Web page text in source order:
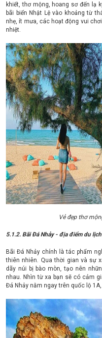
khiết, thơ mộng, hoang sơ đến lạ
bãi biển Nhật Lệ vào khoảng từ
nhẹ, ít mưa, các hoạt động vui
nhiệt.
Vẻ đẹp thơ
5.1.2. Bãi Đá Nhảy - địa điểm du
Bãi Đá Nhảy chính là tác phẩm
thiên nhiên. Qua thời gian và sự
dãy núi bị bào mòn, tạo nên
nhau. Nhìn từ xa bạn sẽ có cảm
Đá Nhảy nằm ngay trên quốc lộ